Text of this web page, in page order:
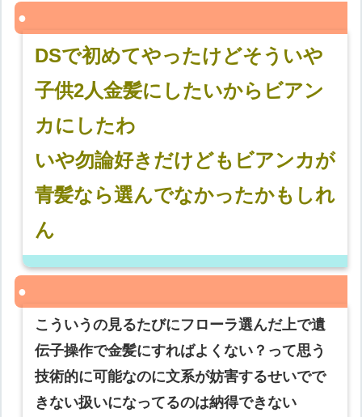
DSで初めてやったけどそういや
子供2人金髪にしたいからビアン
カにしたわ
いや勿論好きだけどもビアンカが
青髪なら選んでなかったかもしれ
ん
こういうの見るたびにフローラ選んだ上で遺
伝子操作で金髪にすればよくない？って思う
技術的に可能なのに文系が妨害するせいでで
きない扱いになってるのは納得できない